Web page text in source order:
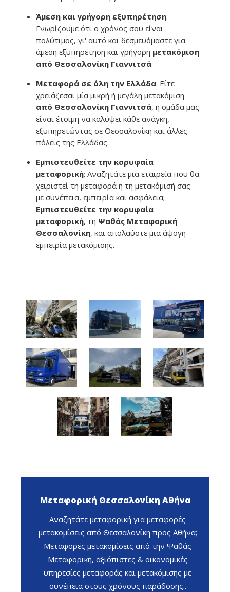
Άμεση και γρήγορη εξυπηρέτηση:
Γνωρίζουμε ότι ο χρόνος σου είναι
πολύτιμος, γι' αυτό και δεσμευόμαστε για
άμεση εξυπηρέτηση και γρήγορη μετακόμιση
από Θεσσαλονίκη Γιαννιτσά.
Μεταφορά σε όλη την Ελλάδα: Είτε
χρειάζεσαι μία μικρή ή μεγάλη μετακόμιση
από Θεσσαλονίκη Γιαννιτσά, η ομάδα μας
είναι έτοιμη να καλύψει κάθε ανάγκη,
εξυπηρετώντας σε Θεσσαλονίκη και άλλες
πόλεις της Ελλάδας.
Εμπιστευθείτε την κορυφαία
μεταφορική: Αναζητάτε μια εταιρεία που θα
χειριστεί τη μεταφορά ή τη μετακόμισή σας
με συνέπεια, εμπειρία και ασφάλεια;
Εμπιστευθείτε την κορυφαία
μεταφορική, τη Ψαθάς Μεταφορική
Θεσσαλονίκη, και απολαύστε μια άψογη
εμπειρία μετακόμισης.
Μεταφορική Θεσσαλονίκη Αθήνα
Αναζητάτε μεταφορική για μεταφορές
μετακομίσεις από Θεσσαλονίκη προς Αθήνα;
Μεταφορές μετακομίσεις από την Ψαθάς
Μεταφορική, αξιόπιστες & οικονομικές
υπηρεσίες μεταφοράς και μετακόμισης με
συνέπεια στους χρόνους παράδοσης..